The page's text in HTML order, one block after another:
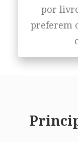
por
preferem